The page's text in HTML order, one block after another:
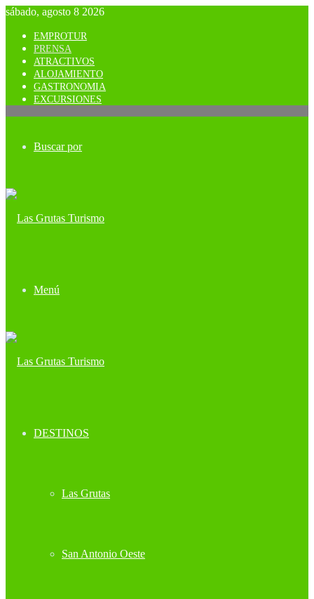
sábado, agosto 8 2026
EMPROTUR
PRENSA
ATRACTIVOS
ALOJAMIENTO
GASTRONOMIA
EXCURSIONES
Buscar por
Menú
DESTINOS
Las Grutas
San Antonio Oeste